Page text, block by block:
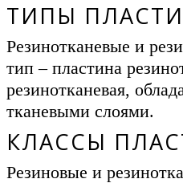
ТИПЫ
Резинотканевые и
тип – пластина
резинотканевая,
тканевыми слоями.
КЛАССЫ
Резиновые и